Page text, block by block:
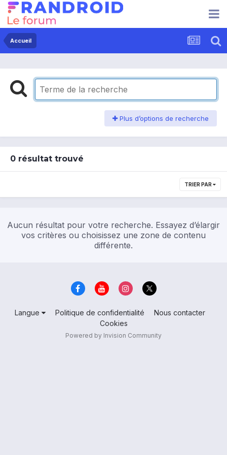
Accueil
Plus d’options de recherche
0 résultat trouvé
TRIER PAR
Aucun résultat pour votre recherche. Essayez d’élargir
vos critères ou choisissez une zone de contenu
différente.
Langue Politique de confidentialité
Nous contacter
Cookies
Powered by Invision Community